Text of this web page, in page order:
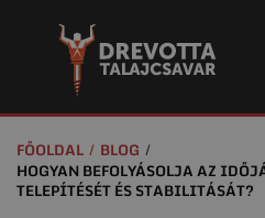
FŐOLDAL
BLOG
HOGYAN BEFOLYÁSOLJA AZ
TELEPÍTÉSÉT ÉS STABILITÁSÁT?